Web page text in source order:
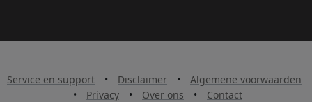
Service en support • Disclaimer •
Algemene voorwaarden
•
Privacy • Over ons • Contact